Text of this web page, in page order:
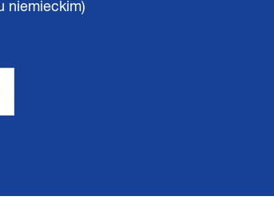
niemieckim)